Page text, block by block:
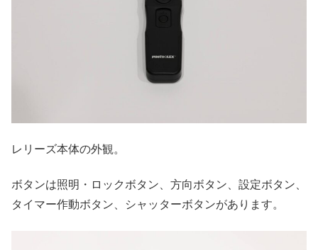
レリーズ本体の外観。
ボタンは照明・ロックボタン、方向ボタン、設定ボタン、
タイマー作動ボタン、シャッターボタンがあります。